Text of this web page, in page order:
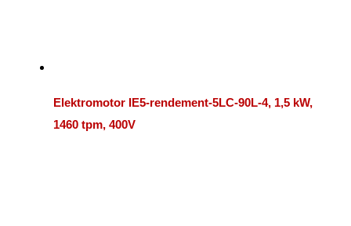
Elektromotor IE5-rendement-5LC-90L-4, 1,5 kW,
1460 tpm, 400V